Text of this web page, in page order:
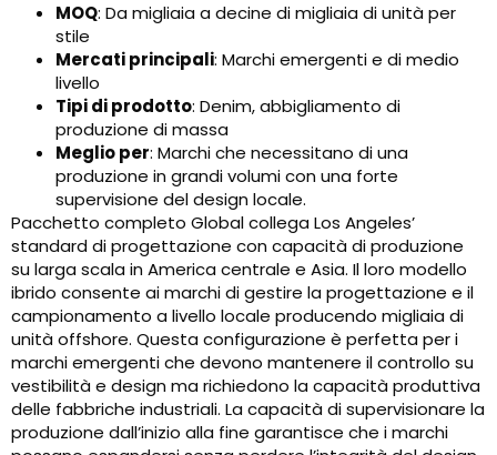
MOQ: Da migliaia a decine di migliaia di unità per
stile
Mercati principali: Marchi emergenti e di medio
livello
Tipi di prodotto: Denim, abbigliamento di
produzione di massa
Meglio per: Marchi che necessitano di una
produzione in grandi volumi con una forte
supervisione del design locale.
Pacchetto completo Global collega Los Angeles’
standard di progettazione con capacità di produzione
su larga scala in America centrale e Asia. Il loro modello
ibrido consente ai marchi di gestire la progettazione e il
campionamento a livello locale producendo migliaia di
unità offshore. Questa configurazione è perfetta per i
marchi emergenti che devono mantenere il controllo su
vestibilità e design ma richiedono la capacità produttiva
delle fabbriche industriali. La capacità di supervisionare la
produzione dall’inizio alla fine garantisce che i marchi